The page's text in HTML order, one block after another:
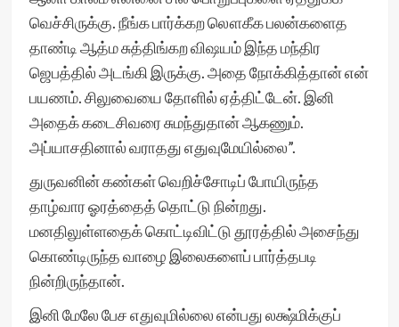
வெச்சிருக்கு. நீங்க பார்க்கற லௌகீக பலன்களைத
தாண்டி ஆத்ம சுத்திங்கற விஷயம் இந்த மந்திர
ஜெபத்தில் அடங்கி இருக்கு. அதை நோக்கித்தான் என்
பயணம். சிலுவையை தோளில் ஏத்திட்டேன். இனி
அதைக் கடைசிவரை சுமந்துதான் ஆகணும்.
அப்யாசதினால் வராதது எதுவுமேயில்லை”.
துருவனின் கண்கள் வெறிச்சோடிப் போயிருந்த
தாழ்வார ஓரத்தைத் தொட்டு நின்றது.
மனதிலுள்ளதைக் கொட்டிவிட்டு தூரத்தில் அசைந்து
கொண்டிருந்த வாழை இலைகளைப் பார்த்தபடி
நின்றிருந்தான்.
இனி மேலே பேச எதுவுமில்லை என்பது லக்ஷ்மிக்குப்